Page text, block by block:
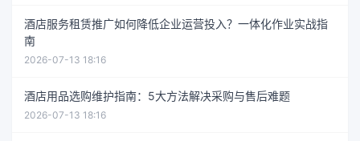
酒店服务租赁推广如何降低企业运营投入？一体化作业实战指
南
2026-07-13 18:16
酒店用品选购维护指南：5大方法解决采购与售后难题
2026-07-13 18:16